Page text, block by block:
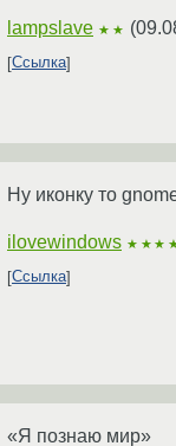
lampslave ★★ (
Ссылка
Ну иконку то
ilovewindows
Ссылка
«Я познаю мир»